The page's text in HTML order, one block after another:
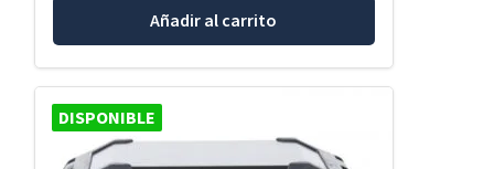
Añadir al carrito
DISPONIBLE